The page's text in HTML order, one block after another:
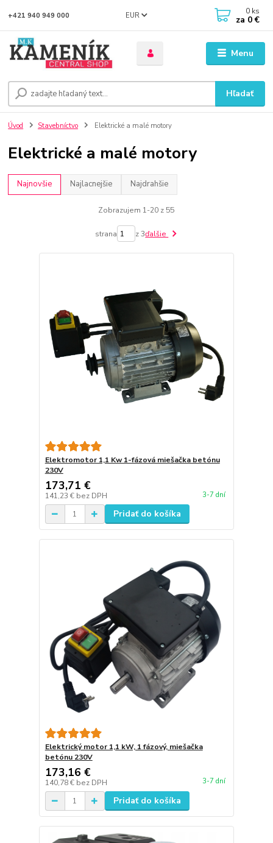
Menu
EUR
Hľadať
+421 940 949 000 0 ks
za 0 €
Úvod Stavebníctvo Elektrické a malé motory
Elektrické a malé motory
Najnovšie Najlacnejšie Najdrahšie
Zobrazujem 1-20 z 55
strana z 3ďalšie
Elektromotor 1,1 Kw 1-fázová miešačka betónu
230V
173,71 €
141,23 € bez DPH 3-7 dní
Pridať do košíka
Elektrický motor 1,1 kW, 1 fázový, miešačka
betónu 230V
173,16 €
140,78 € bez DPH 3-7 dní
Pridať do košíka